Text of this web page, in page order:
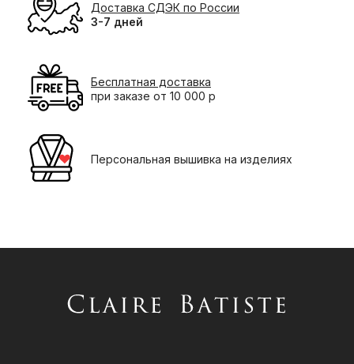
Доставка СДЭК по России
3-7 дней
Бесплатная доставка
при заказе от 10 000 р
Персональная вышивка на изделиях